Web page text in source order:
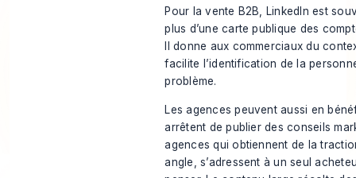
Pour la vente B2B, LinkedIn est
plus d’une carte publique des
Il donne aux commerciaux du
facilite l’identification de la
problème.
Les agences peuvent aussi en
arrêtent de publier des conseils
agences qui obtiennent de la
angle, s’adressent à un seul